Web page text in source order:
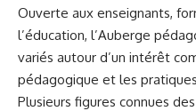
Ouverte aux enseignants,
l’éducation, l’Auberge
variés autour d’un intérêt
pédagogique et les
Plusieurs figures connues